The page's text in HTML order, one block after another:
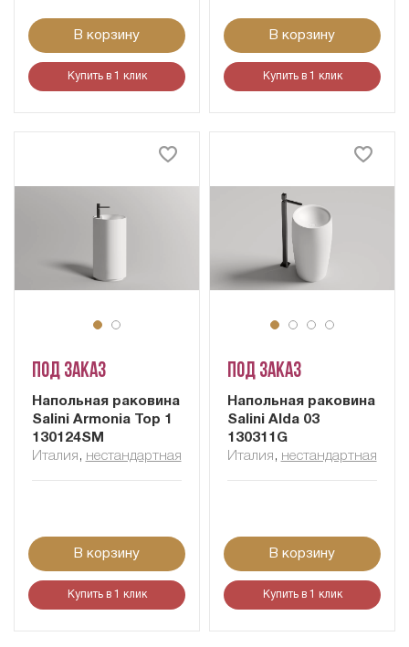
В корзину
Купить в 1 клик
В корзину
Купить в 1 клик
Под заказ
Напольная раковина
Salini Armonia Top 1
130124SM
Италия , нестандартная
В корзину
Купить в 1 клик
Под заказ
Напольная раковина
Salini Alda 03
130311G
Италия , нестандартная
В корзину
Купить в 1 клик